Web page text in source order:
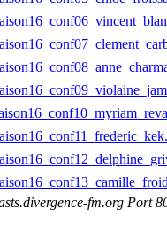
fm.org Port